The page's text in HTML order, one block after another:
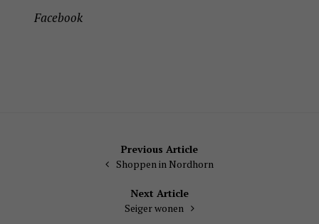
Facebook
Previous Article
Shoppen in Nordhorn
Next Article
Seiger wonen